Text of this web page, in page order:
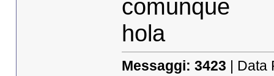
comunque
hola
Messaggi: 3423 | Data